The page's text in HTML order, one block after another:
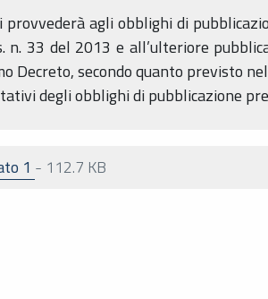
provvederà agli obblighi di
n. 33 del 2013 e all’ulteriore
Decreto, secondo quanto previsto
degli obblighi di pubblicazione
1 - 112.7 KB